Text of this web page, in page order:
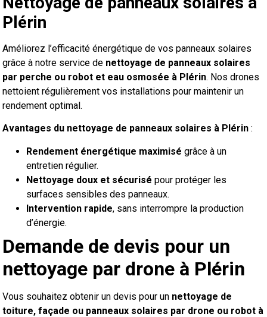
Plérin
Améliorez l’efficacité énergétique de vos panneaux solaires
grâce à notre service de nettoyage de panneaux solaires
par perche ou robot et eau osmosée à Plérin. Nos drones
nettoient régulièrement vos installations pour maintenir un
rendement optimal.
Avantages du nettoyage de panneaux solaires à Plérin :
Rendement énergétique maximisé grâce à un
entretien régulier.
Nettoyage doux et sécurisé pour protéger les
surfaces sensibles des panneaux.
Intervention rapide, sans interrompre la production
d’énergie.
Demande de devis pour un
nettoyage par drone à Plérin
Vous souhaitez obtenir un devis pour un nettoyage de
toiture, façade ou panneaux solaires par drone ou robot à